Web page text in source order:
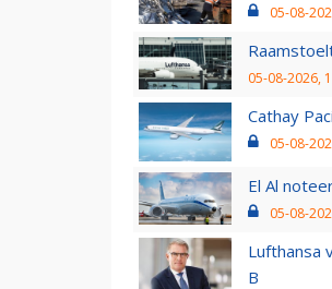
05-08-
05-08-2026,
Cathay
05-08-
El Al
05-08-
Lufthansa
B